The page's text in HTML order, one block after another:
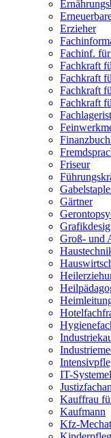
Erzieher
Fachinf.
Fachkraft
Fachkraft
Fachkraft
Fachkraft
Fachlagerist
Friseur
Gärtner
Groß- und
IT-
Kauffrau
Kaufmann
Kfz-